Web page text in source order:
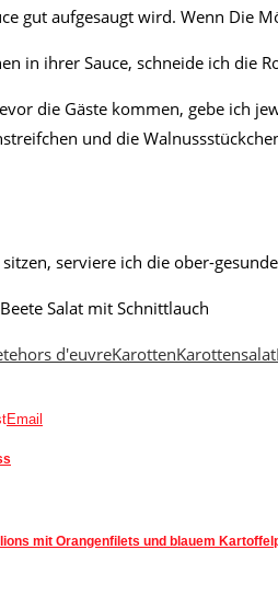
gut aufgesaugt wird. Wenn Die
in ihrer Sauce, schneide ich die
die Gäste kommen, gebe ich
und die
serviere ich die ober-
hors d'euvreKarottenKarottensalat
Email
mit Orangenfilets und blauem